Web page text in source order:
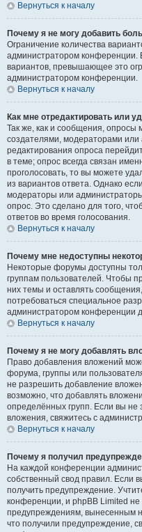
Вернуться к началу
Почему я не могу добавить
Ограничение количества
администратором конференции.
вариантов, превышающее это
администратором конференции.
Вернуться к началу
Как мне отредактировать или
Так же, как и сообщения, опросы
создателями, модераторами
редактирования опроса
в теме; опрос всегда связан
проголосовать, то вы можете
из вариантов ответа. Однако
модераторы или
опрос. Это сделано для того,
ответов во время голосования.
Вернуться к началу
Почему мне недоступны
Некоторые форумы доступны
группам пользователей. Чтобы
них темы и оставлять
потребоваться специальное
администратором конференции
Вернуться к началу
Почему я не могу добавлять
Право добавления вложений
форума, группы или
не разрешить добавление
возможно, что добавлять
определённых групп. Если вы не
вложения, свяжитесь с
Вернуться к началу
Почему я получил
На каждой конференции
собственный свод правил. Если
получить предупреждение.
конференции, и phpBB Limited не
предупреждениям, вынесенным
что получили предупреждение,